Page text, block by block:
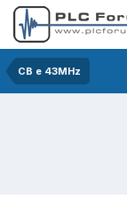
CB e 43MHz